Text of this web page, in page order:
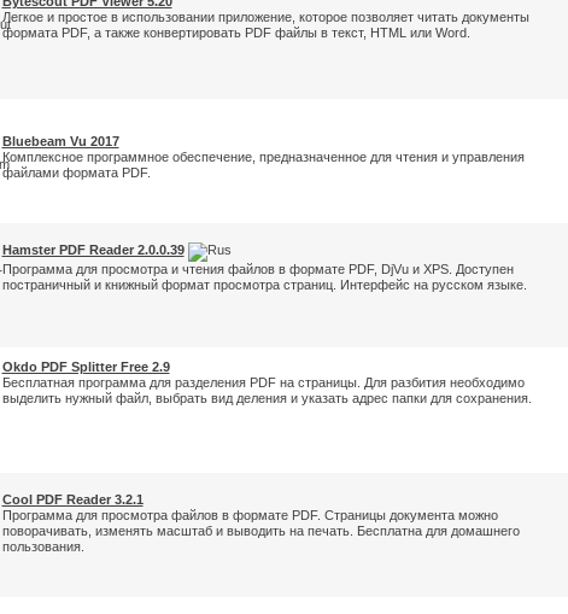
Легкое и простое в использовании приложение, которое позволяет читать документы
формата PDF, а также конвертировать PDF файлы в текст, HTML или Word.
Bluebeam Vu 2017
Комплексное программное обеспечение, предназначенное для чтения и управления
файлами формата PDF.
Hamster PDF Reader 2.0.0.39
Программа для просмотра и чтения файлов в формате PDF, DjVu и XPS. Доступен
постраничный и книжный формат просмотра страниц. Интерфейс на русском языке.
Okdo PDF Splitter Free 2.9
Бесплатная программа для разделения PDF на страницы. Для разбития необходимо
выделить нужный файл, выбрать вид деления и указать адрес папки для сохранения.
Cool PDF Reader 3.2.1
Программа для просмотра файлов в формате PDF. Страницы документа можно
поворачивать, изменять масштаб и выводить на печать. Бесплатна для домашнего
пользования.